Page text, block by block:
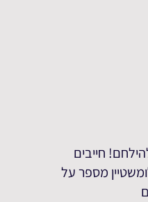
חייבים
מספר על